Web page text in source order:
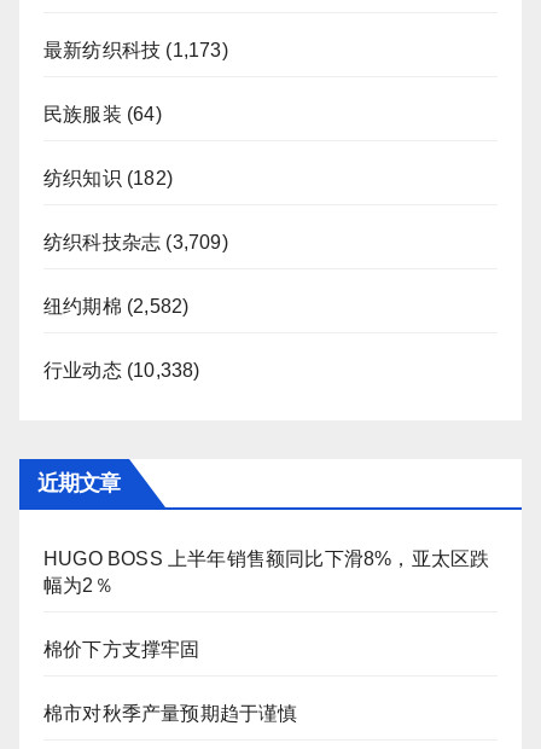
最新纺织科技 (1,173)
民族服装 (64)
纺织知识 (182)
纺织科技杂志 (3,709)
纽约期棉 (2,582)
行业动态(10,338)
近期文章
HUGO BOSS 上半年销售额同比下滑8%，亚太区跌
幅为2％
棉价下方支撑牢固
棉市对秋季产量预期趋于谨慎